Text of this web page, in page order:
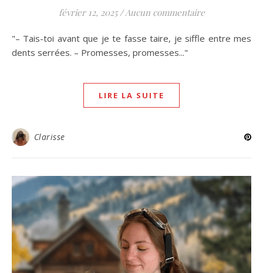
février 12, 2025 / Aucun commentaire
"– Tais-toi avant que je te fasse taire, je siffle entre mes
dents serrées. – Promesses, promesses..."
LIRE LA SUITE
Clarisse